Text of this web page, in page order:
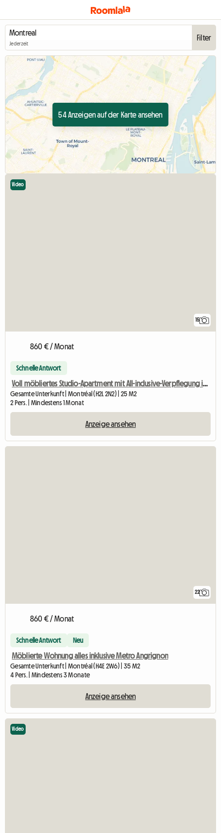
Jederzeit
Filter
54 Anzeigen auf der Karte ansehen
15
Video
860 € / Monat
Schnelle Antwort
Voll möbliertes Studio-Apartment mit All-inclusive-Verpflegung in der Nähe der Metrostation Berri-UQAM
Gesamte Unterkunft | Montréal (H2L 2N2) | 25 M2
2 Pers. | Mindestens 1 Monat
Anzeige ansehen
22
860 € / Monat
Schnelle Antwort Neu
Möblierte Wohnung alles inklusive Metro Angrignon
Gesamte Unterkunft | Montréal (H4E 2W6) | 35 M2
4 Pers. | Mindestens 3 Monate
Anzeige ansehen
Video